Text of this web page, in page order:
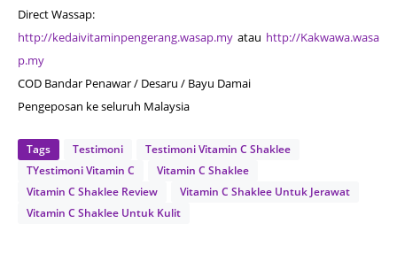
Direct Wassap:
http://kedaivitaminpengerang.wasap.my atau http://Kakwawa.wasa
p.my
COD Bandar Penawar / Desaru / Bayu Damai
Pengeposan ke seluruh Malaysia
Tags Testimoni
Testimoni Vitamin C Shaklee
TYestimoni Vitamin C
Vitamin C Shaklee
Vitamin C Shaklee Review
Vitamin C Shaklee Untuk Jerawat
Vitamin C Shaklee Untuk Kulit